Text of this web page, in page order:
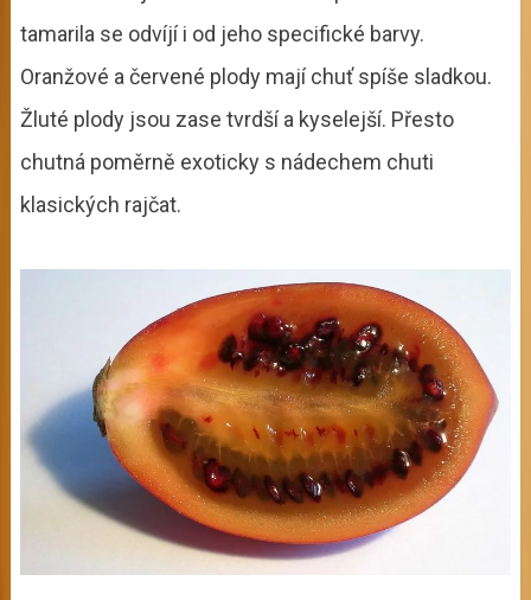
tamarila se odvíjí i od jeho specifické barvy.
Oranžové a červené plody mají chuť spíše sladkou.
Žluté plody jsou zase tvrdší a kyselejší. Přesto
chutná poměrně exoticky s nádechem chuti
klasických rajčat.